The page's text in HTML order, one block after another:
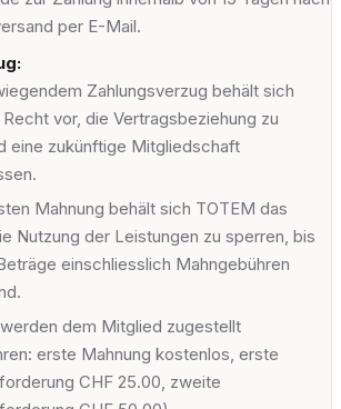
per E-Mail.
Zahlungsverzug behält sich
vor, die Vertragsbeziehung zu
eine zukünftige Mitgliedschaft
Mahnung behält sich TOTEM das
Nutzung der Leistungen zu sperren, bis
einschliesslich Mahngebühren
dem Mitglied zugestellt
erste Mahnung kostenlos, erste
CHF 25.00, zweite